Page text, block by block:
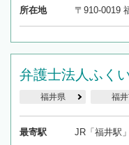
所在地 〒910-0019
弁護士法人ふく
福井県 福
最寄駅 JR「福井駅